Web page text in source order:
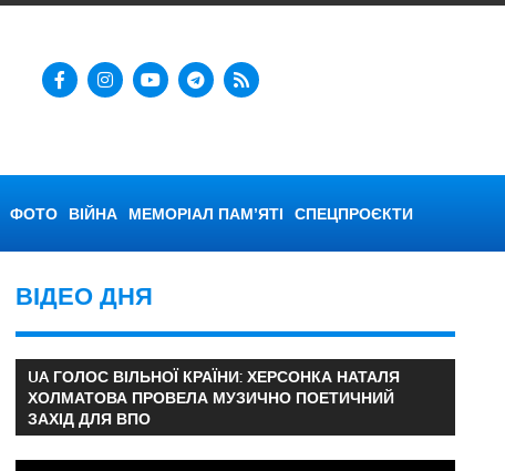
ФОТО ВІЙНА МЕМОРІАЛ ПАМ’ЯТІ СПЕЦПРОЄКТИ
ВІДЕО ДНЯ
UA ГОЛОС ВІЛЬНОЇ КРАЇНИ: ХЕРСОНКА НАТАЛЯ
ХОЛМАТОВА ПРОВЕЛА МУЗИЧНО ПОЕТИЧНИЙ
ЗАХІД ДЛЯ ВПО